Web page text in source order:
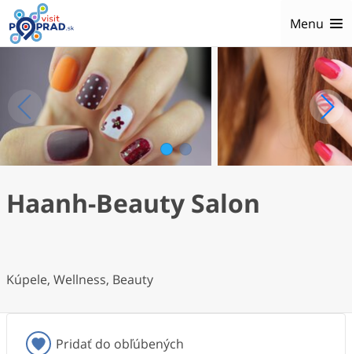
Menu
1 2
Haanh-Beauty Salon
Kúpele, Wellness, Beauty
Pridať do obľúbených